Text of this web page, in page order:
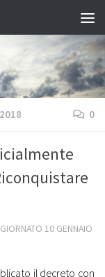
0
10 GENNAIO
il decreto con